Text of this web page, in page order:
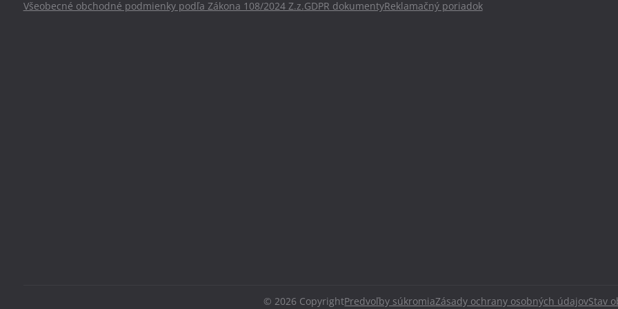
Všeobecné obchodné podmienky podľa Zákona 108/2024 Z.z.GDPR dokumentyReklamačný poriadok
© 2026 CopyrightPredvoľby súkromiaZásady ochrany osobných údajovStav